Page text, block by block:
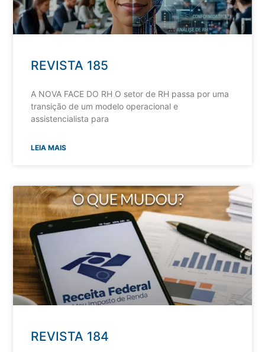
REVISTA 185
A NOVA FACE DO RH O setor de RH passa por uma
transição de um modelo operacional e
assistencialista para
LEIA MAIS
REVISTA 184